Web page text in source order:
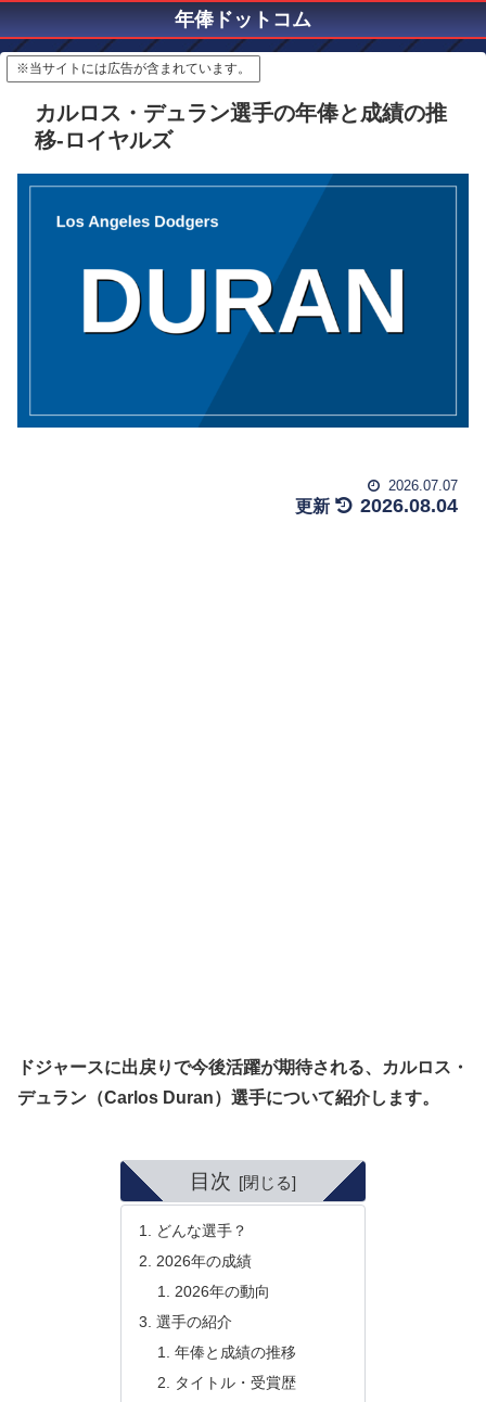
年俸ドットコム
※当サイトには広告が含まれています。
カルロス・デュラン選手の年俸と成績の推
移-ロイヤルズ
2026.07.07
2026.08.04
ドジャースに出戻りで今後活躍が期待される、カルロス・
デュラン（Carlos Duran）選手について紹介します。
目次
どんな選手？
2026年の成績
2026年の動向
選手の紹介
年俸と成績の推移
タイトル・受賞歴